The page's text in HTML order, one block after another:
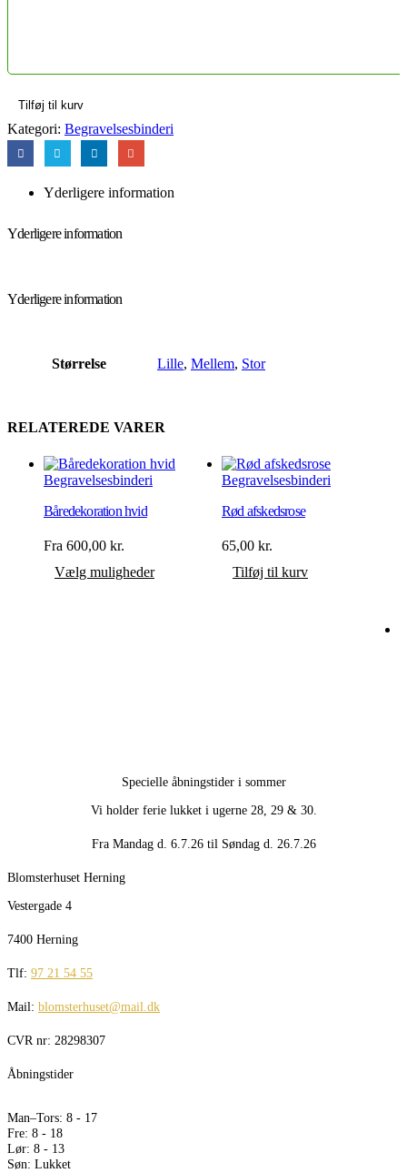
Tilføj til kurv
Kategori: Begravelsesbinderi
Yderligere information
Yderligere information
Yderligere information
Størrelse Lille, Mellem, Stor
RELATEREDE VARER
Begravelsesbinderi
Båredekoration hvid
Fra 600,00 kr.
Vælg muligheder
Begravelsesbinderi
Rød afskedsrose
65,00 kr.
Tilføj til kurv
Specielle åbningstider i sommer
Vi holder ferie lukket i ugerne 28, 29 & 30.
Fra Mandag d. 6.7.26 til Søndag d. 26.7.26
Blomsterhuset Herning
Vestergade 4
7400 Herning
Tlf: 97 21 54 55
Mail: blomsterhuset@mail.dk
CVR nr: 28298307
Åbningstider
Man–Tors: 8 - 17
Fre: 8 - 18
Lør: 8 - 13
Søn: Lukket